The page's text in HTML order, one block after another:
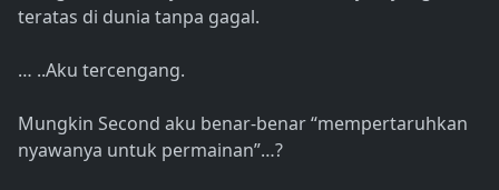
teratas di dunia tanpa gagal.
… ..Aku tercengang.
Mungkin Second aku benar-benar “mempertaruhkan
nyawanya untuk permainan”…?